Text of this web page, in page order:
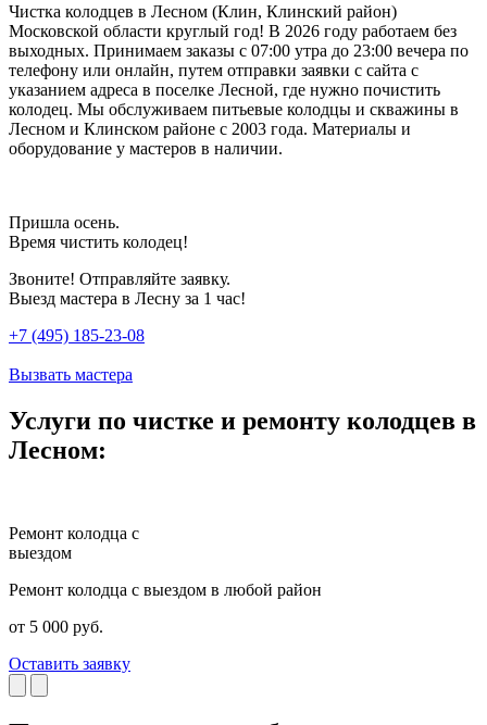
Чистка колодцев в Лесном (Клин, Клинский район)
Московской области круглый год! В 2026 году работаем без
выходных. Принимаем заказы с 07:00 утра до 23:00 вечера по
телефону или онлайн, путем отправки заявки с сайта с
указанием адреса в поселке Лесной, где нужно почистить
колодец. Мы обслуживаем питьевые колодцы и скважины в
Лесном и Клинском районе с 2003 года. Материалы и
оборудование у мастеров в наличии.
Пришла осень.
Время чистить колодец!
Звоните! Отправляйте заявку.
Выезд мастера в Лесну за 1 час!
+7 (495) 185-23-08
Вызвать мастера
Услуги по чистке и ремонту колодцев в
Лесном:
Ремонт колодца с
выездом
Ремонт колодца с выездом в любой район
от 5 000 руб.
Оставить заявку